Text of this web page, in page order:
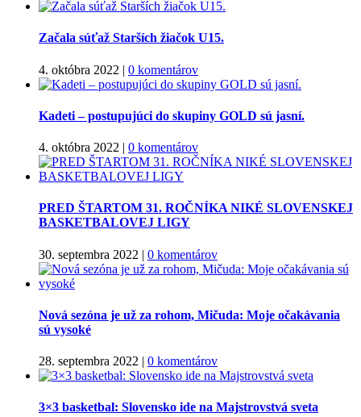
Začala súťaž Starších žiačok U15.
4. októbra 2022 | 0 komentárov
Kadeti – postupujúci do skupiny GOLD sú jasní.
4. októbra 2022 | 0 komentárov
PRED ŠTARTOM 31. ROČNÍKA NIKÉ SLOVENSKEJ
BASKETBALOVEJ LIGY
30. septembra 2022 | 0 komentárov
Nová sezóna je už za rohom, Mičuda: Moje očakávania
sú vysoké
28. septembra 2022 | 0 komentárov
3×3 basketbal: Slovensko ide na Majstrovstvá sveta